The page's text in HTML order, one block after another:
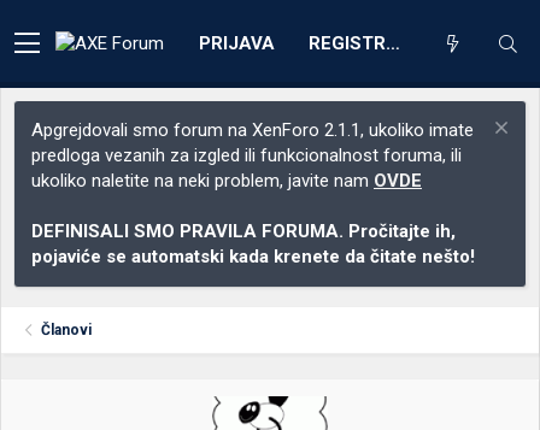
PRIJAVA REGISTRACIJA
Apgrejdovali smo forum na XenForo 2.1.1, ukoliko imate
predloga vezanih za izgled ili funkcionalnost foruma, ili
ukoliko naletite na neki problem, javite nam OVDE
DEFINISALI SMO PRAVILA FORUMA. Pročitajte ih,
pojaviće se automatski kada krenete da čitate nešto!
Članovi